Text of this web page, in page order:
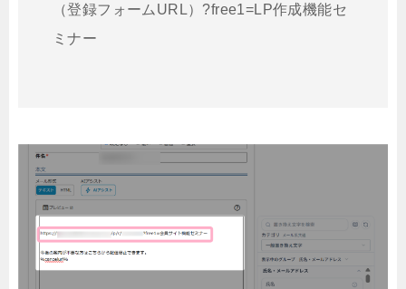
（登録フォームURL）?free1=LP作成機能セ
ミナー